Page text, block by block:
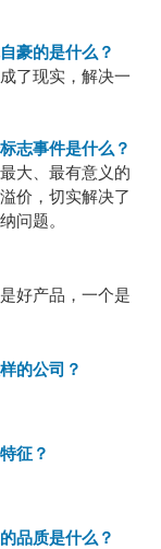
豪的是什么？
了现实，解决一
志事件是什么？
大、最有意义的
价，切实解决了
问题。
好产品，一个是
的公司？
征？
品质是什么？